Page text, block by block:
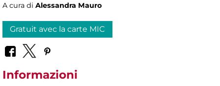
A cura di Alessandra Mauro
Gratuit avec la carte MIC
Informazioni